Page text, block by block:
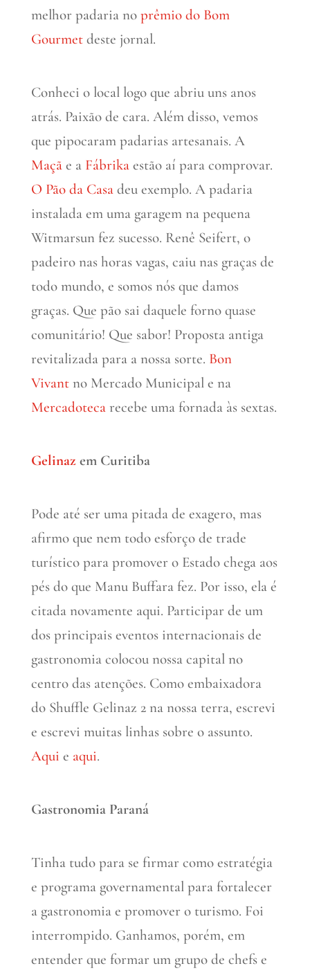
melhor padaria no prêmio do Bom
Gourmetdeste jornal.
Conheci o local logo que abriu uns anos
atrás. Paixão de cara. Além disso, vemos
que pipocaram padarias artesanais. A
Maçãe a Fábrikaestão aí para comprovar.
O Pão da Casadeu exemplo. A padaria
instalada em uma garagem na pequena
Witmarsun fez sucesso. Renê Seifert, o
padeiro nas horas vagas, caiu nas graças de
todo mundo, e somos nós que damos
graças. Que pão sai daquele forno quase
comunitário! Que sabor! Proposta antiga
revitalizada para a nossa sorte. Bon
Vivantno Mercado Municipal e na
Mercadotecarecebe uma fornada às sextas.
Gelinaz em Curitiba
Pode até ser uma pitada de exagero, mas
afirmo que nem todo esforço de trade
turístico para promover o Estado chega aos
pés do que Manu Buffara fez. Por isso, ela é
citada novamente aqui. Participar de um
dos principais eventos internacionais de
gastronomia colocou nossa capital no
centro das atenções. Como embaixadora
do Shuffle Gelinaz 2 na nossa terra, escrevi
e escrevi muitas linhas sobre o assunto.
Aqui e aqui.
Gastronomia Paraná
Tinha tudo para se firmar como estratégia
e programa governamental para fortalecer
a gastronomia e promover o turismo. Foi
interrompido. Ganhamos, porém, em
entender que formar um grupo de chefs e